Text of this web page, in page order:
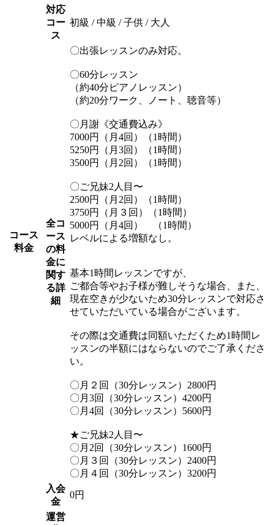
コース
料金
対応
コー
ス
初級 / 中級 / 子供 / 大人
全コ
ース
の料
金に
関す
る詳
細
〇出張レッスンのみ対応。
〇60分レッスン
（約40分ピアノレッスン）
（約20分ワーク、ノート、聴音等）
〇月謝《交通費込み》
7000円（月4回）（1時間）
5250円（月3回）（1時間）
3500円（月2回）（1時間）
〇ご兄妹2人目〜
2500円（月2回）（1時間）
3750円（月３回）（1時間）
5000円（月4回） （1時間）
レベルによる増額なし。
基本1時間レッスンですが、
ご都合等やお子様が難しそうな場合、また、
現在空きが少ないため30分レッスンで対応さ
せていただいている場合がございます。
その際は交通費は同額いただくため1時間レ
ッスンの半額にはならないのでご了承くださ
い。
〇月２回（30分レッスン）2800円
〇月3回（30分レッスン）4200円
〇月4回（30分レッスン）5600円
★ご兄妹2人目〜
〇月2回（30分レッスン）1600円
〇月３回（30分レッスン）2400円
〇月４回（30分レッスン）3200円
入会
金
0円
運営